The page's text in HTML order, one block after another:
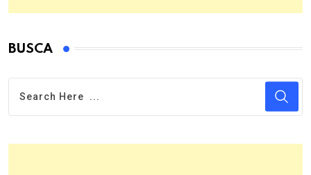
BUSCA